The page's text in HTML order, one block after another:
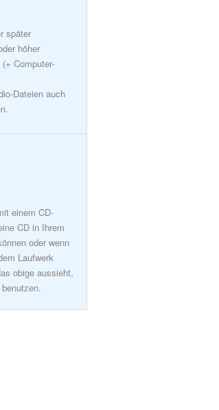
später
höher
Computer-
Dateien auch
einem CD-
CD in Ihrem
oder wenn
Laufwerk
obige aussieht,